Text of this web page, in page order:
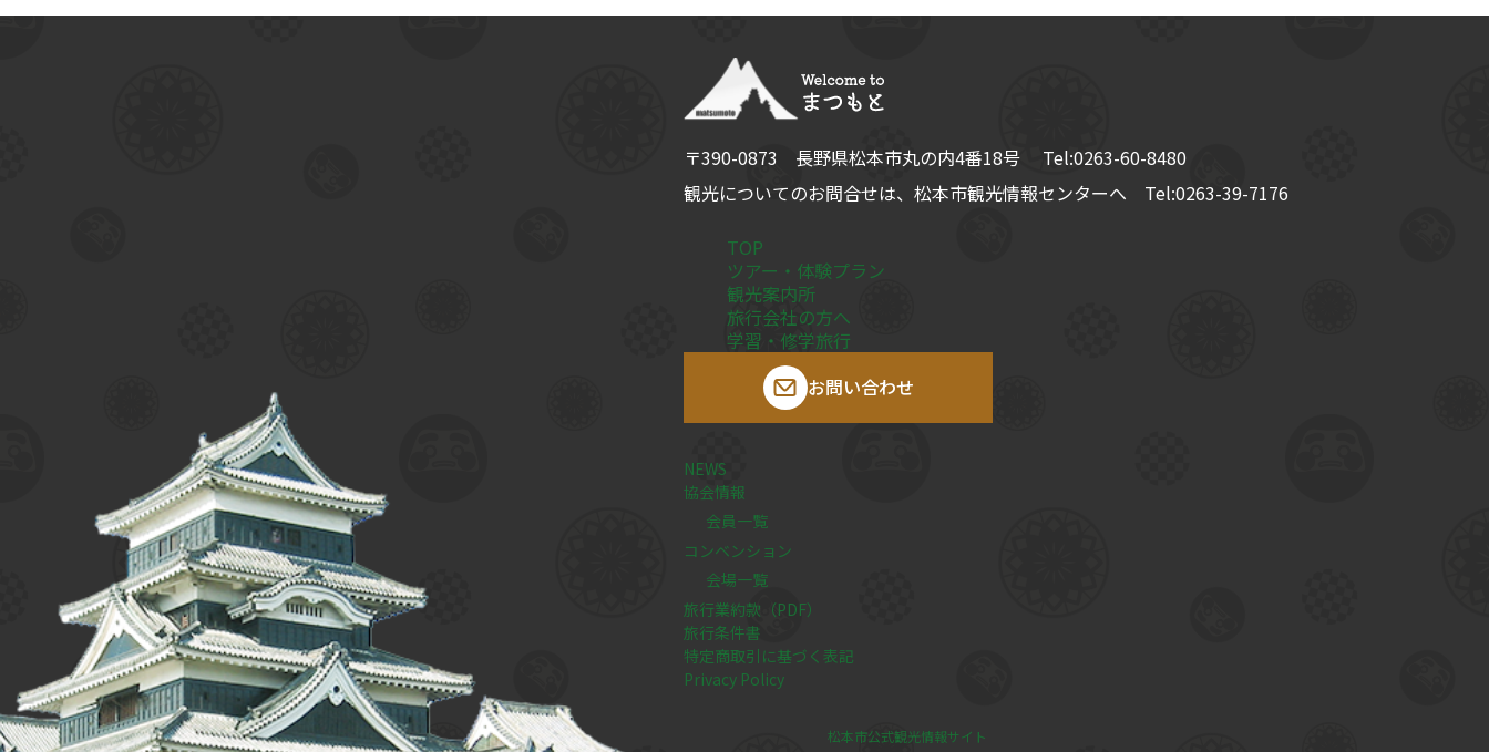
〒390-0873 長野県松本市丸の内4番18号 Tel:0263-60-8480
観光についてのお問合せは、 松本市観光情報センターへ Tel:0263-39-7176
TOP
ツアー・体験プラン
観光案内所
旅行会社の方へ
学習・修学旅行
お問い合わせ
NEWS
協会情報
会員一覧
コンベンション
会場一覧
旅行業約款（PDF）
旅行条件書
特定商取引に基づく表記
Privacy Policy
松本市公式観光情報サイト